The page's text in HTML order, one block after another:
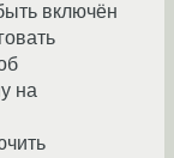
включён
на